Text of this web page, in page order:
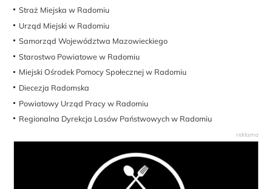
Straż Miejska w Radomiu
Urząd Miejski w Radomiu
Samorząd Województwa Mazowieckiego
Starostwo Powiatowe w Radomiu
Miejski Ośrodek Pomocy Społecznej w Radomiu
Diecezja Radomska
Powiatowy Urząd Pracy w Radomiu
Regionalna Dyrekcja Lasów Państwowych w Radomiu